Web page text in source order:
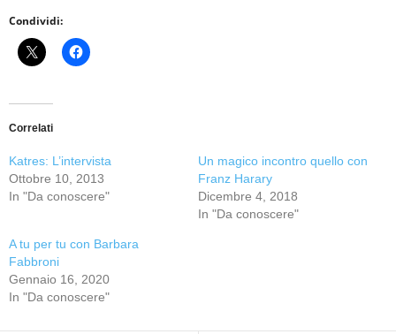
Condividi:
Correlati
Katres: L’intervista
Ottobre 10, 2013
In "Da conoscere"
Un magico incontro quello con
Franz Harary
Dicembre 4, 2018
In "Da conoscere"
A tu per tu con Barbara
Fabbroni
Gennaio 16, 2020
In "Da conoscere"